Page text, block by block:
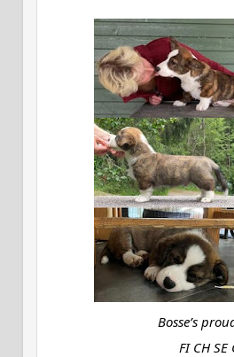
Bosse’s
FI CH SE